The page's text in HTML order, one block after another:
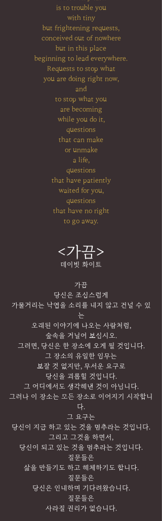
is to trouble you
with tiny
but frightening requests,
conceived out of nowhere
but in this place
beginning to lead everywhere.
Requests to stop what
you are doing right now,
and
to stop what you
are becoming
while you do it,
questions
that can make
or unmake
a life,
questions
that have patiently
waited for you,
questions
that have no right
to go away.
<가끔>
데이빗 화이트
가끔
당신은 조심스럽게
가물거리는 낙엽을 소리를 내지 않고 건널 수 있
는
오래된 이야기에 나오는 사람처럼,
숲속을 거닐어 보십시오.
그러면, 당신은 한 장소에 오게 될 것입니다.
그 장소의 유일한 임무는
보잘 것 없지만, 무서운 요구로
당신을 괴롭힐 것입니다.
그 어디에서도 생각해낸 것이 아닙니다.
그러나 이 장소는 모든 장소로 이어지기 시작합니
다.
그 요구는
당신이 지금 하고 있는 것을 멈추라는 것입니다.
그리고 그것을 하면서,
당신이 되고 있는 것을 멈추라는 것입니다.
질문들은
삶을 만들기도 하고 해체하기도 합니다.
질문들은
당신은 인내하며 기다려왔습니다.
질문들은
사라질 권리가 없습니다.